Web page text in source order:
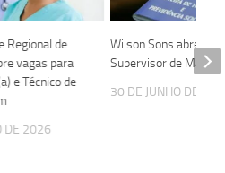
Regional de
vagas para
e Técnico de
DE 2026
Wilson Sons abre
Supervisor de
30 DE JUNHO DE